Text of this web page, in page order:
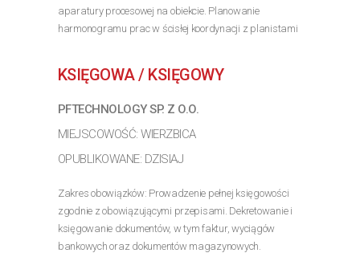
aparatury procesowej na obiekcie. Planowanie
harmonogramu prac w ścisłej koordynacji z planistami
>> Poznaj szczegóły oferty
KSIĘGOWA / KSIĘGOWY
PFTECHNOLOGY SP. Z O.O.
MIEJSCOWOŚĆ: WIERZBICA
OPUBLIKOWANE: DZISIAJ
Zakres obowiązków: Prowadzenie pełnej księgowości
zgodnie z obowiązującymi przepisami. Dekretowanie i
księgowanie dokumentów, w tym faktur, wyciągów
bankowych oraz dokumentów magazynowych.